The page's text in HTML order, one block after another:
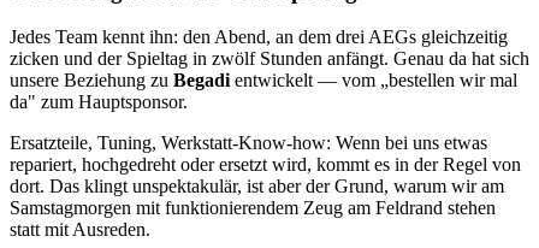
Jedes Team kennt ihn: den Abend, an dem drei AEGs gleichzeitig
zicken und der Spieltag in zwölf Stunden anfängt. Genau da hat sich
unsere Beziehung zu Begadientwickelt — vom „bestellen wir mal
da" zum Hauptsponsor.
Ersatzteile, Tuning, Werkstatt-Know-how: Wenn bei uns etwas
repariert, hochgedreht oder ersetzt wird, kommt es in der Regel von
dort. Das klingt unspektakulär, ist aber der Grund, warum wir am
Samstagmorgen mit funktionierendem Zeug am Feldrand stehen
statt mit Ausreden.